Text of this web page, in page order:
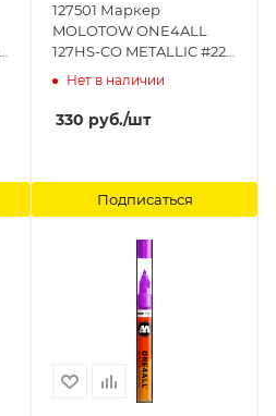
127501 Маркер
MOLOTOW ONE4ALL
127HS-CO METALLIC #223
Черный 1,5 мм
Нет в наличии
330 руб./шт
Подписаться